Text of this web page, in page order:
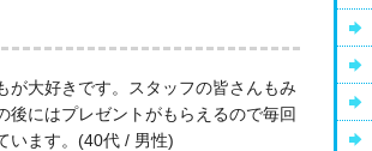
が大好きです。スタッフの皆さんもみ
後にはプレゼントがもらえるので毎回
います。(40代 / 男性)